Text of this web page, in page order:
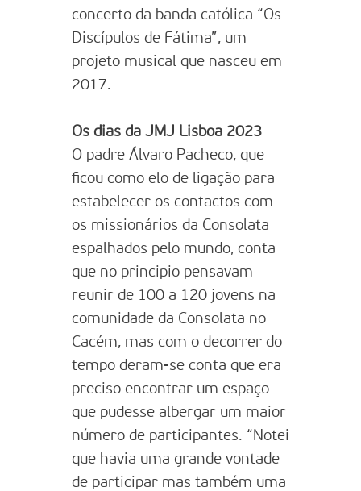
concerto da banda católica “Os
Discípulos de Fátima”, um
projeto musical que nasceu em
2017.
Os dias da JMJ Lisboa 2023
O padre Álvaro Pacheco, que
ficou como elo de ligação para
estabelecer os contactos com
os missionários da Consolata
espalhados pelo mundo, conta
que no principio pensavam
reunir de 100 a 120 jovens na
comunidade da Consolata no
Cacém, mas com o decorrer do
tempo deram-se conta que era
preciso encontrar um espaço
que pudesse albergar um maior
número de participantes. “Notei
que havia uma grande vontade
de participar mas também uma